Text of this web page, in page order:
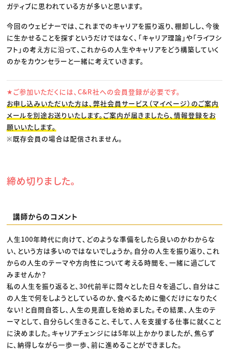
ガティブに思われている方が多いと思います。
今回のウェビナーでは、これまでのキャリアを振り返り、棚卸しし、今後
に生かせることを探すというだけではなく、「キャリア理論」や「ライフシ
フト」の考え方に沿って、これからの人生やキャリアをどう構築していく
のかをカウンセラーと一緒に考えていきます。
★ご参加いただくには、C&R社への会員登録が必要です。
お申し込みいただいた方は、弊社会員サービス（マイページ）のご案内
メールを別途お送りいたします。ご案内が届きましたら、情報登録をお
願いいたします。
※既存会員の場合は配信されません。
締め切りました。
講師からのコメント
人生100年時代に向けて、どのような準備をしたら良いのかわからな
い、という方は多いのではないでしょうか。自分の人生を振り返り、これ
からの人生のテーマや方向性について考える時間を、一緒に過ごして
みませんか？
私の人生を振り返ると、30代前半に悶々とした日々を過ごし、自分はこ
の人生で何をしようとしているのか、食べるために働くだけになりたく
ない！と自問自答し、人生の見直しを始めました。その結果、人生のテ
ーマとして、自分らしく生きること、そして、人を支援する仕事に就くこと
に決めました。キャリアチェンジには5年以上かかりましたが、焦らず
に、納得しながら一歩一歩、前に進めることができました。